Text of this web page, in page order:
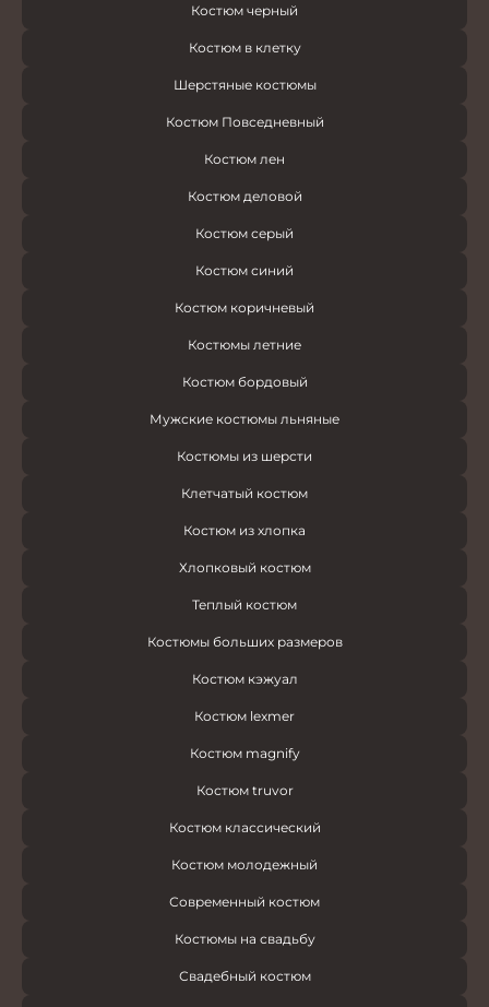
Костюм черный
Костюм в клетку
Шерстяные костюмы
Костюм Повседневный
Костюм лен
Костюм деловой
Костюм серый
Костюм синий
Костюм коричневый
Костюмы летние
Костюм бордовый
Мужские костюмы льняные
Костюмы из шерсти
Клетчатый костюм
Костюм из хлопка
Хлопковый костюм
Теплый костюм
Костюмы больших размеров
Костюм кэжуал
Костюм lexmer
Костюм magnify
Костюм truvor
Костюм классический
Костюм молодежный
Современный костюм
Костюмы на свадьбу
Свадебный костюм